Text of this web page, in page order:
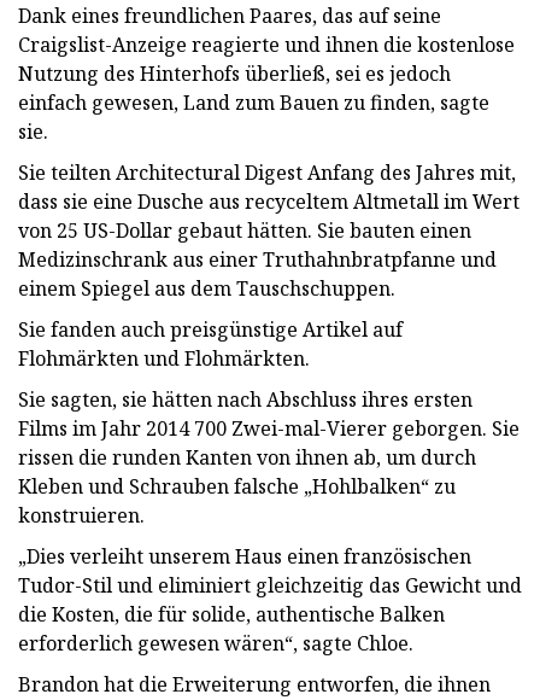
Dank eines freundlichen Paares, das auf seine
Craigslist-Anzeige reagierte und ihnen die kostenlose
Nutzung des Hinterhofs überließ, sei es jedoch
einfach gewesen, Land zum Bauen zu finden, sagte
sie.
Sie teilten Architectural Digest Anfang des Jahres mit,
dass sie eine Dusche aus recyceltem Altmetall im Wert
von 25 US-Dollar gebaut hätten. Sie bauten einen
Medizinschrank aus einer Truthahnbratpfanne und
einem Spiegel aus dem Tauschschuppen.
Sie fanden auch preisgünstige Artikel auf
Flohmärkten und Flohmärkten.
Sie sagten, sie hätten nach Abschluss ihres ersten
Films im Jahr 2014 700 Zwei-mal-Vierer geborgen. Sie
rissen die runden Kanten von ihnen ab, um durch
Kleben und Schrauben falsche „Hohlbalken“ zu
konstruieren.
„Dies verleiht unserem Haus einen französischen
Tudor-Stil und eliminiert gleichzeitig das Gewicht und
die Kosten, die für solide, authentische Balken
erforderlich gewesen wären“, sagte Chloe.
Brandon hat die Erweiterung entworfen, die ihnen